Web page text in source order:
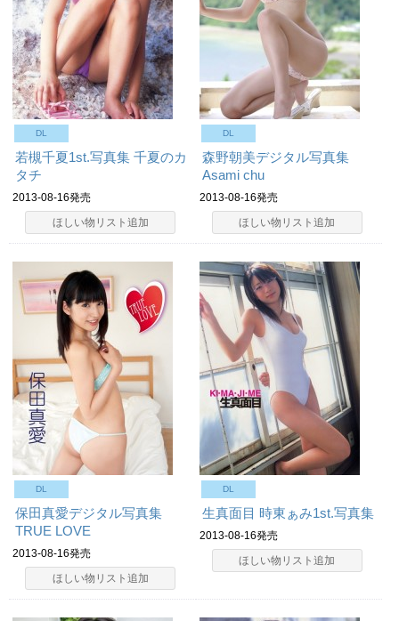
DL
若槻千夏1st.写真集 千夏のカ
タチ
2013-08-16発売
ほしい物リスト追加
DL
森野朝美デジタル写真集
Asami chu
2013-08-16発売
ほしい物リスト追加
DL
保田真愛デジタル写真集
TRUE LOVE
2013-08-16発売
ほしい物リスト追加
DL
生真面目 時東ぁみ1st.写真集
2013-08-16発売
ほしい物リスト追加